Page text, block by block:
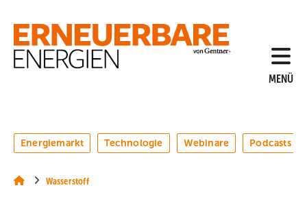
Hauptinhalt
Hauptmenü
SiteSearch
MENÜ
Energiemarkt Technologie Webinare Podcasts
Wasserstoff